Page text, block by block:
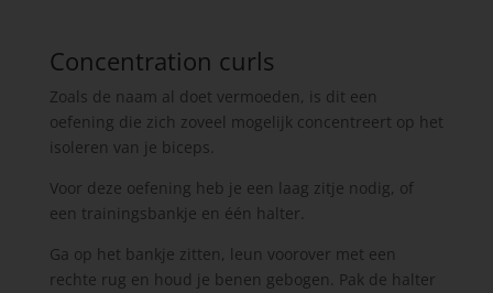
Concentration curls
Zoals de naam al doet vermoeden, is dit een
oefening die zich zoveel mogelijk concentreert op het
isoleren van je biceps.
Voor deze oefening heb je een laag zitje nodig, of
een trainingsbankje en één halter.
Ga op het bankje zitten, leun voorover met een
rechte rug en houd je benen gebogen. Pak de halter